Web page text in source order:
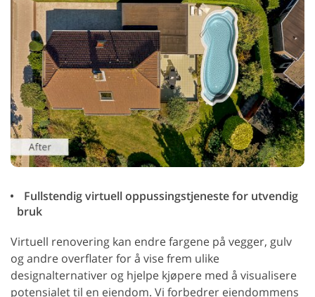
Fullstendig virtuell oppussingstjeneste for utvendig
bruk
Virtuell renovering kan endre fargene på vegger, gulv
og andre overflater for å vise frem ulike
designalternativer og hjelpe kjøpere med å visualisere
potensialet til en eiendom. Vi forbedrer eiendommens